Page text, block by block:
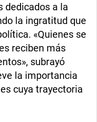
dedicados a la
la ingratitud que
«Quienes se
reciben más
subrayó
la importancia
cuya trayectoria